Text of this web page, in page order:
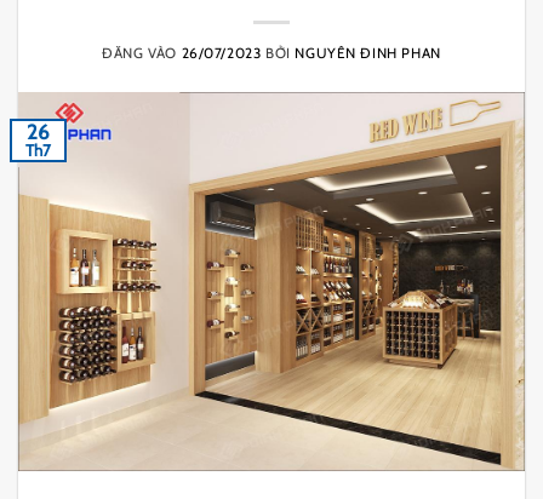
ĐĂNG VÀO 26/07/2023 BỞI NGUYÊN ĐINH PHAN
26
Th7